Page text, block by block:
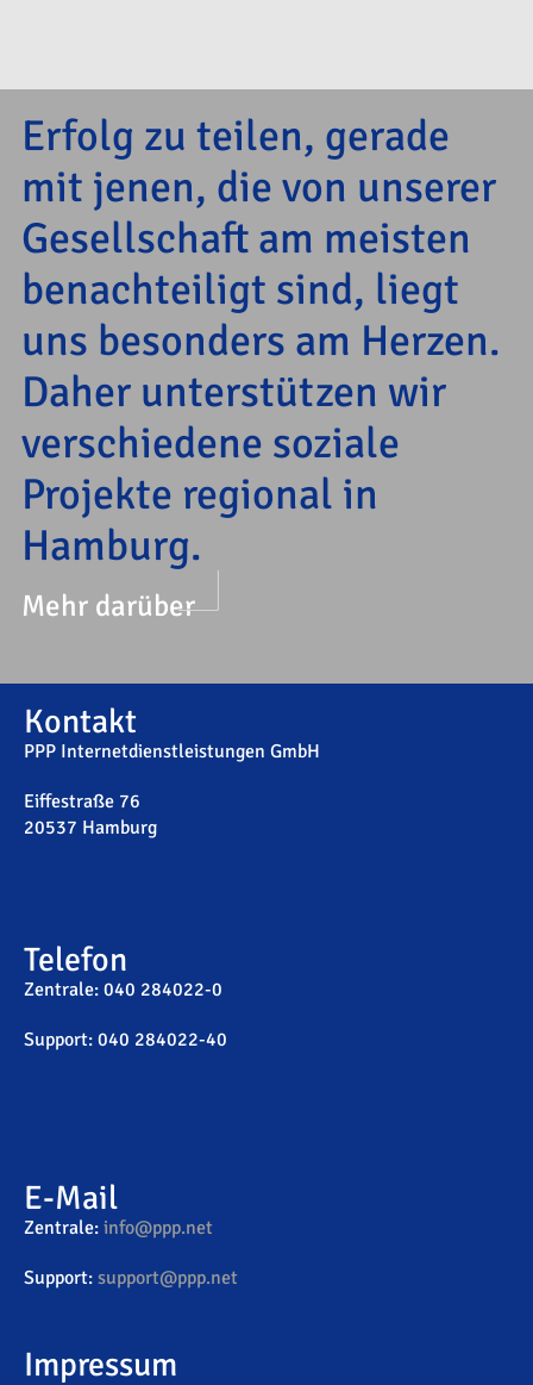
Erfolg zu teilen, gerade
mit jenen, die von unserer
Gesellschaft am meisten
benachteiligt sind, liegt
uns besonders am Herzen.
Daher unterstützen wir
verschiedene soziale
Projekte regional in
Hamburg.
Mehr darüber
Kontakt
PPP Internetdienstleistungen GmbH
Eiffestraße 76
20537 Hamburg
Telefon
Zentrale: 040 284022-0
Support: 040 284022-40
E-Mail
Zentrale: info@ppp.net
Support: support@ppp.net
Impressum